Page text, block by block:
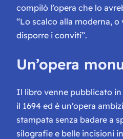
compilò l’opera che lo
“Lo scalco alla moderna, o
disporre i conviti”.
Un’opera
Il libro venne pubblicato in
il 1694 ed è un’opera
stampata senza badare a
silografie e belle incisioni